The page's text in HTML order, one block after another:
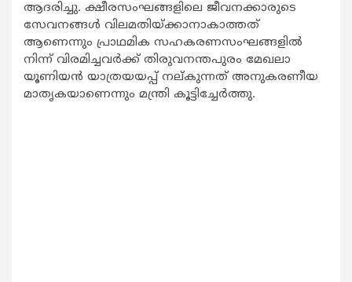
ആദരിച്ചു. ക്ഷീരസംഘങ്ങളിലെ ജീവനക്കാരുടെ
സേവനങ്ങള്‍ വിലമതിയ്ക്കാനാകാത്തത്
ആണെന്നും പ്രാഥമിക സഹകരണസംഘങ്ങളില്‍
നിന്ന് വിരമിച്ചവര്‍ക്ക് തിരുവനന്തപുരം മേഖലാ
യൂണിയന്‍ യാത്രയയപ്പ് നല്കുന്നത് അനുകരണീയ
മാതൃകയാണെന്നും മന്ത്രി കൂട്ടിച്ചേര്‍ത്തു.